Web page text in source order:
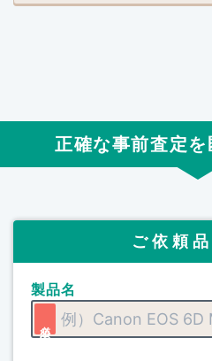
正確な事前査定
ご依頼品
製品名